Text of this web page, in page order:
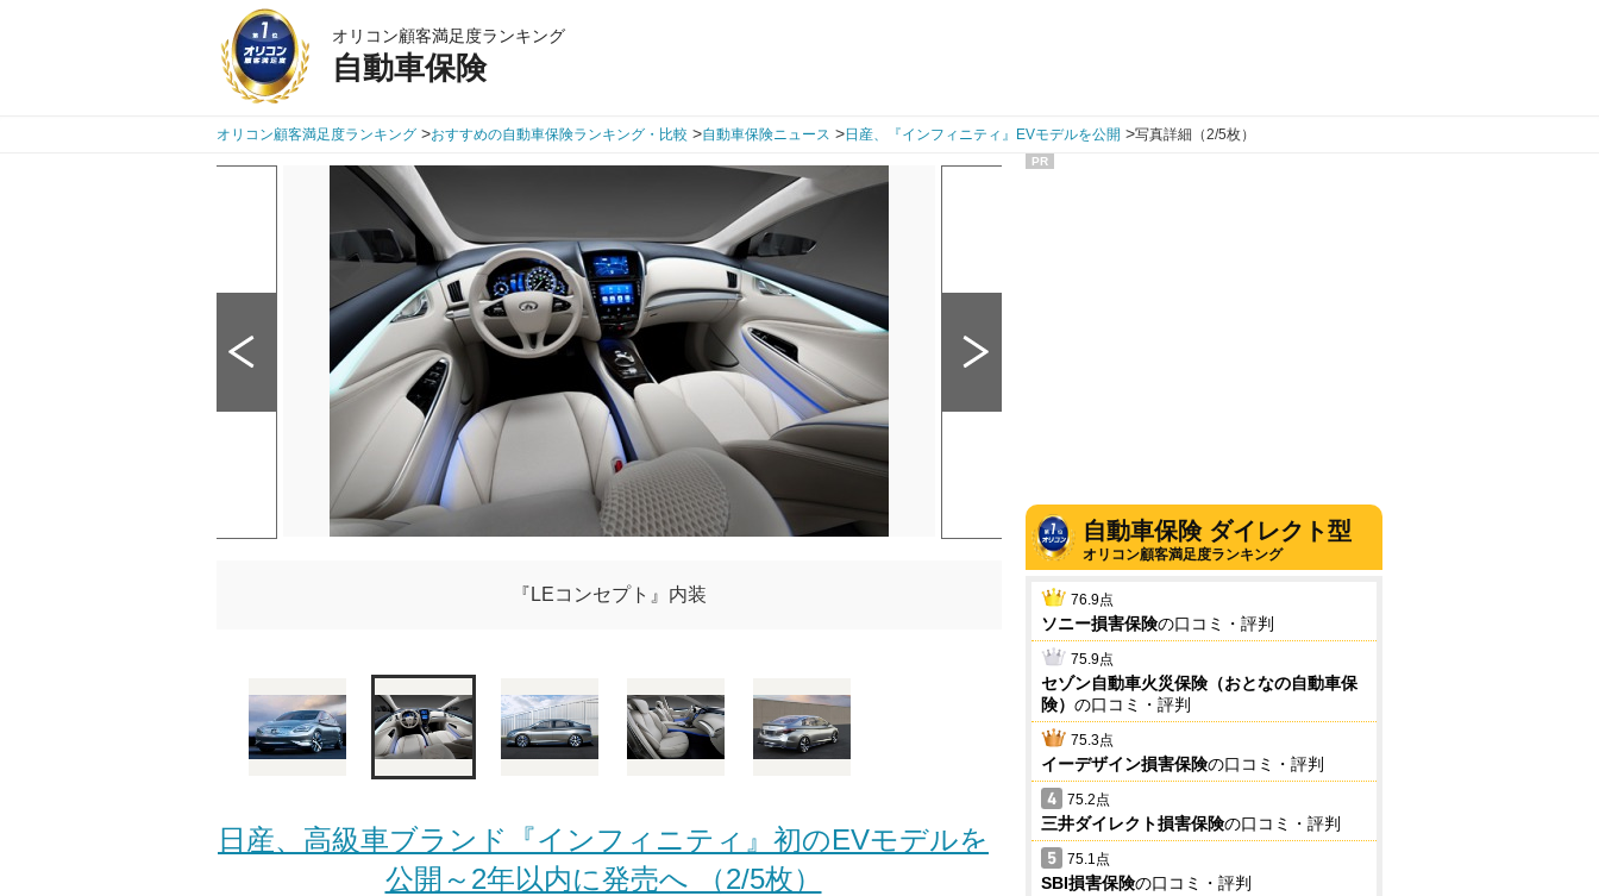
オリコン顧客満足度ランキング
自動車保険
オリコン顧客満足度ランキング >おすすめの自動車保険ランキング・比較 >自動車保険ニュース >日産、『インフィニティ』EVモデルを公開 >写真詳細（2/5枚）
『LEコンセプト』内装
日産、高級車ブランド『インフィニティ』初のEVモデルを
公開～2年以内に発売へ （2/5枚）
PR
自動車保険 ダイレクト型
オリコン顧客満足度ランキング
76.9点
ソニー損害保険の口コミ・評判
75.9点
セゾン自動車火災保険（おとなの自動車保
険） の口コミ・評判
75.3点
イーデザイン損害保険の口コミ・評判
75.2点
三井ダイレクト損害保険の口コミ・評判
75.1点
SBI損害保険の口コミ・評判